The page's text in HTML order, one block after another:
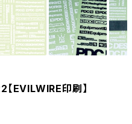
EVILWIRE印刷】